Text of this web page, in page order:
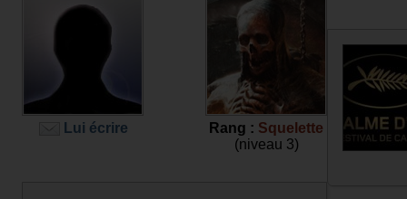
Lui écrire Rang : Squelette
(niveau 3)